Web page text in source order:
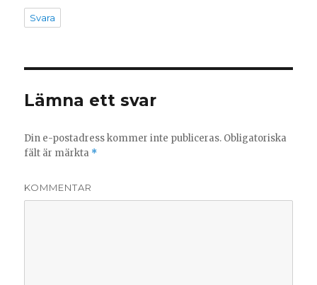
Svara
Lämna ett svar
Din e-postadress kommer inte publiceras. Obligatoriska
fält är märkta *
KOMMENTAR